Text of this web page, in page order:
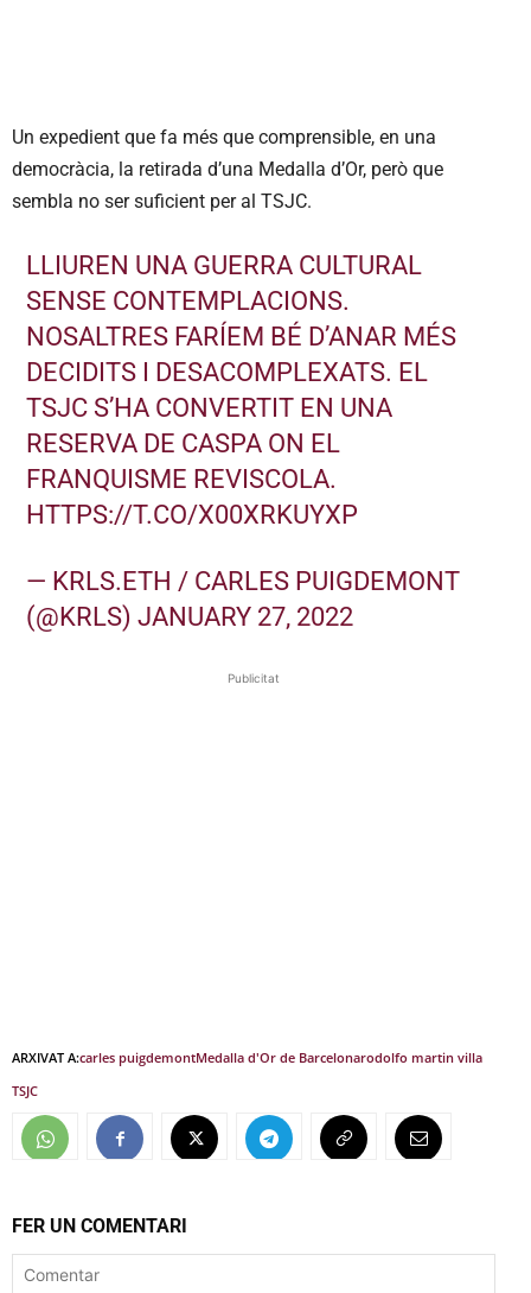
Un expedient que fa més que comprensible, en una
democràcia, la retirada d’una Medalla d’Or, però que
sembla no ser suficient per al TSJC.
LLIUREN UNA GUERRA CULTURAL
SENSE CONTEMPLACIONS.
NOSALTRES FARÍEM BÉ D’ANAR MÉS
DECIDITS I DESACOMPLEXATS. EL
TSJC S’HA CONVERTIT EN UNA
RESERVA DE CASPA ON EL
FRANQUISME REVISCOLA.
HTTPS://T.CO/X00XRKUYXP
— KRLS.ETH / CARLES PUIGDEMONT
(@KRLS)JANUARY 27, 2022
Publicitat
ARXIVAT A:carles puigdemontMedalla d'Or de Barcelonarodolfo martin villa
TSJC
FER UN COMENTARI